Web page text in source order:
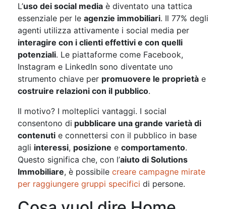
L’uso dei social media è diventato una tattica
essenziale per le agenzie immobiliari. Il 77% degli
agenti utilizza attivamente i social media per
interagire con i clienti effettivi e con quelli
potenziali. Le piattaforme come Facebook,
Instagram e LinkedIn sono diventate uno
strumento chiave per promuovere le proprietà e
costruire relazioni con il pubblico.
Il motivo? I molteplici vantaggi. I social
consentono di pubblicare una grande varietà di
contenuti e connettersi con il pubblico in base
agli interessi, posizione e comportamento.
Questo significa che, con l’aiuto di Solutions
Immobiliare, è possibile creare campagne mirate
per raggiungere gruppi specifici di persone.